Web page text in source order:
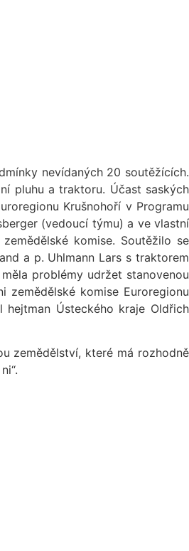
nevídaných 20 soutěžících.
pluhu a traktoru. Účast saských
Krušnohoří v Programu
(vedoucí týmu) a ve vlastní
komise. Soutěžilo se
a p. Uhlmann Lars s traktorem
problémy udržet stanovenou
komise Euroregionu
Ústeckého kraje Oldřich
zemědělství, které má rozhodně